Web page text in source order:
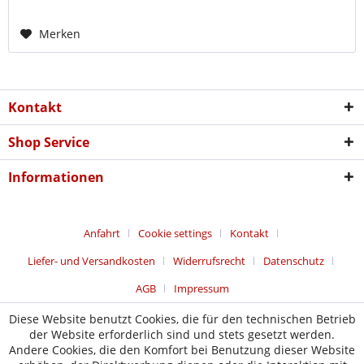
Merken
Kontakt
Shop Service
Informationen
Anfahrt Cookie settings
Kontakt
Liefer- und Versandkosten
Widerrufsrecht
Datenschutz
AGB
Impressum
Diese Website benutzt Cookies, die für den technischen Betrieb
der Website erforderlich sind und stets gesetzt werden.
Andere Cookies, die den Komfort bei Benutzung dieser Website